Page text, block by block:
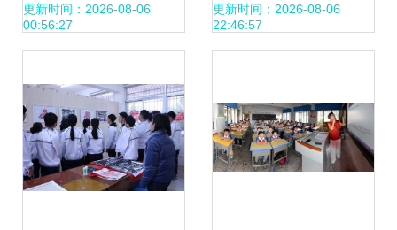
校劳动周”活动圆满
更新时间：2026-08-06
00:56:27
流活动圆满举行
更新时间：2026-08-06
22:46:57